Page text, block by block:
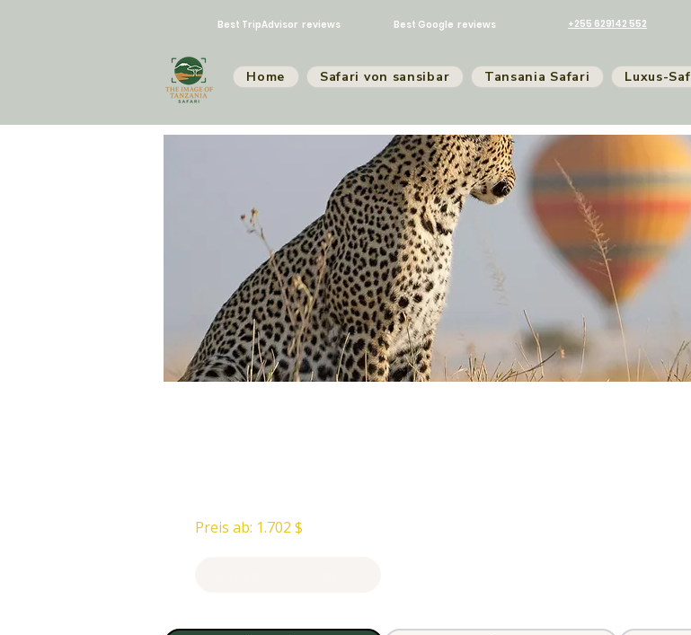
Best TripAdvisor reviews Best Google reviews +255 629142 552
Home Safari von sansibar Tansania Safari Luxus-
Preis ab: 1.702 $